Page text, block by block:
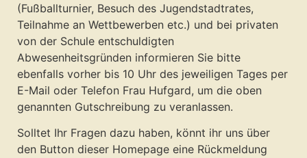
(Fußballturnier, Besuch des Jugendstadtrates,
Teilnahme an Wettbewerben etc.) und bei privaten
von der Schule entschuldigten
Abwesenheitsgründen informieren Sie bitte
ebenfalls vorher bis 10 Uhr des jeweiligen Tages per
E-Mail oder Telefon Frau Hufgard, um die oben
genannten Gutschreibung zu veranlassen.
Solltet Ihr Fragen dazu haben, könnt ihr uns über
den Button dieser Homepage eine Rückmeldung